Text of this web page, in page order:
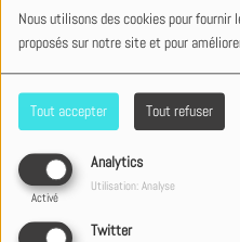
Nous utilisons des cookies pour
proposés sur notre site et pour
Tout accepter Tout refuser
Analytics
Activé
Utilisation: Analyse
Twitter